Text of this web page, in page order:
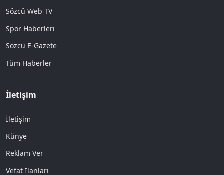
Sözcü Web TV
Spor Haberleri
Sözcü E-Gazete
Tüm Haberler
İletişim
İletişim
Künye
Reklam Ver
Vefat İlanları